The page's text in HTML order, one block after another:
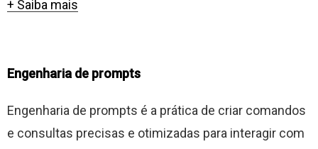
+ Saiba mais
Engenharia de prompts
Engenharia de prompts é a prática de criar comandos
e consultas precisas e otimizadas para interagir com